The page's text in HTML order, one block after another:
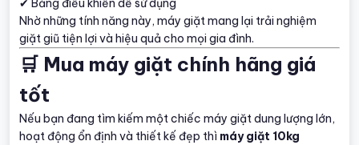
Nhờ những tính năng này, máy giặt mang lại trải nghiệm
giặt giũ tiện lợi và hiệu quả cho mọi gia đình.
🛒 Mua máy giặt chính hãng giá
tốt
Nếu bạn đang tìm kiếm một chiếc máy giặt dung lượng lớn,
hoạt động ổn định và thiết kế đẹp thì máy giặt 10kg